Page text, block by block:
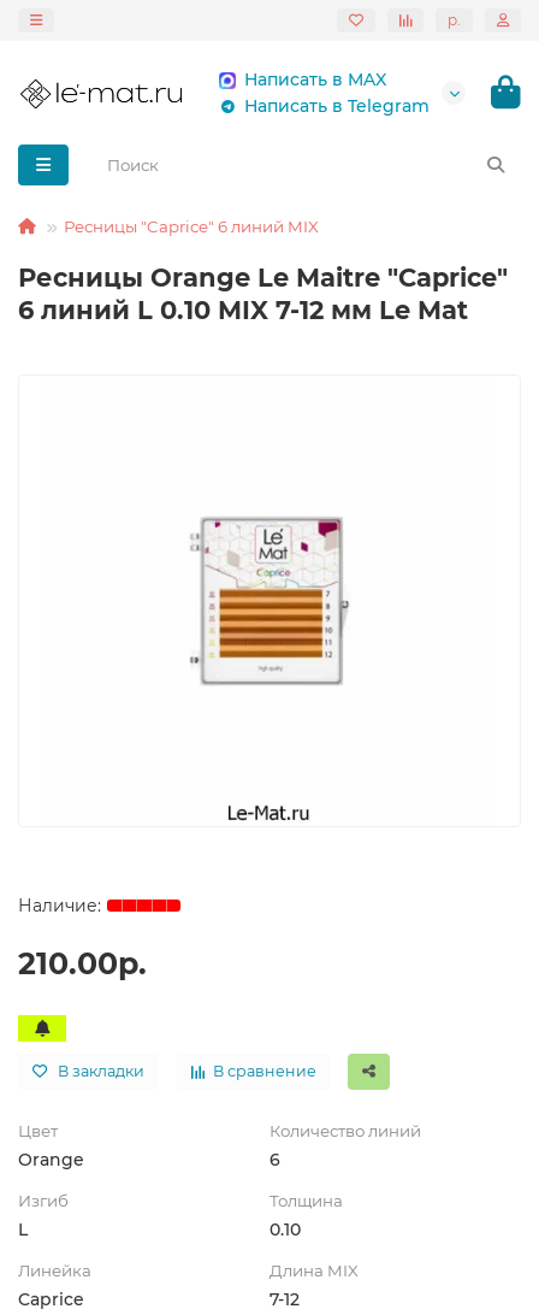
р.
Написать в MAX
Написать в Telegram
Ресницы "Caprice" 6 линий MIX
Ресницы Orange Le Maitre "Caprice"
6 линий L 0.10 MIX 7-12 мм Le Mat
210.00р.
В закладки В сравнение
Цвет
Orange
Количество линий
6
Изгиб
L
Толщина
0.10
Линейка
Caprice
Длина MIX
7-12